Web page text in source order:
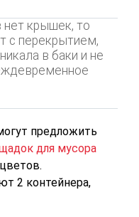
нет крышек, то
с перекрытием,
в баки и не
предложить
для мусора
2 контейнера,